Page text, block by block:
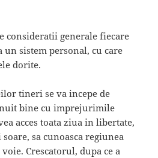
consideratii generale fiecare
un sistem personal, cu care
dorite.
tineri se va incepe de
bine cu imprejurimile
acces toata ziua in libertate,
sa cunoasca regiunea
Crescatorul, dupa ce a